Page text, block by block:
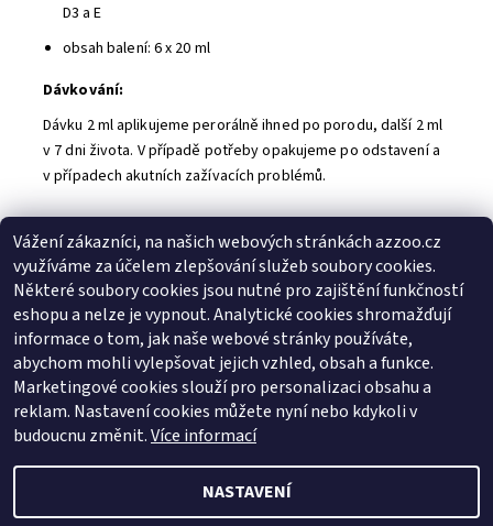
D3 a E
obsah balení: 6 x 20 ml
Dávkování:
Dávku 2 ml aplikujeme perorálně ihned po porodu, další 2 ml
v 7 dni života. V případě potřeby opakujeme po odstavení a
v případech akutních zažívacích problémů.
Buďte první, kdo napíše příspěvek k této položce.
Přidat komentář
Buďte první, kdo napíše příspěvek k této položce.
Přidat hodnocení
Zboží.cz | Heureka.cz
2026 © AZ ZOO, všechna práva vyhrazena
Vážení zákazníci, na našich webových stránkách azzoo.cz
využíváme za účelem zlepšování služeb soubory cookies.
Některé soubory cookies jsou nutné pro zajištění funkčností
eshopu a nelze je vypnout. Analytické cookies shromažďují
informace o tom, jak naše webové stránky používáte,
abychom mohli vylepšovat jejich vzhled, obsah a funkce.
Marketingové cookies slouží pro personalizaci obsahu a
reklam. Nastavení cookies můžete nyní nebo kdykoli v
budoucnu změnit.Více informací
NASTAVENÍ